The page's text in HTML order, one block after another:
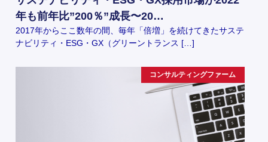
年も前年比”200％”成長〜20…
2017年からここ数年の間、毎年「倍増」を続けてきたサステ
ナビリティ・ESG・GX（グリーントランス […]
コンサルティングファーム